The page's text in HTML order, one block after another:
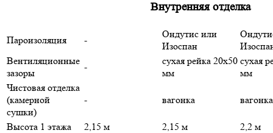
Внутренняя отделка
Пароизоляция -
Ондутис или
Изоспан
Вентиляционные
зазоры
-
сухая рейка 20х50
мм
сухая
мм
Чистовая отделка
(камерной
сушки)
- вагонка вагонка
Высота 1 этажа 2,15 м 2,15 м
2,2 м